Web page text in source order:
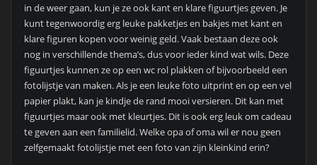
in de weer gaan, kun je ze ook kant en klare figuurtjes geven. Je
kunt tegenwoordig erg leuke pakketjes en bakjes met kant en
klare figuren kopen voor weinig geld. Vaak bestaan deze ook
nog in verschillende thema’s, dus voor ieder kind wat wils. Deze
figuurtjes kunnen ze op een wc rol plakken of bijvoorbeeld een
fotolijstje van maken. Als je een leuke foto uitprint en op een vel
papier plakt, kan je kindje de rand mooi versieren. Dit kan met
figuurtjes maar ook met kleurtjes. Dit is ook erg leuk om cadeau
te geven aan een familielid. Welke opa of oma wil er nou geen
zelfgemaakt fotolijstje met een foto van zijn kleinkind erin?